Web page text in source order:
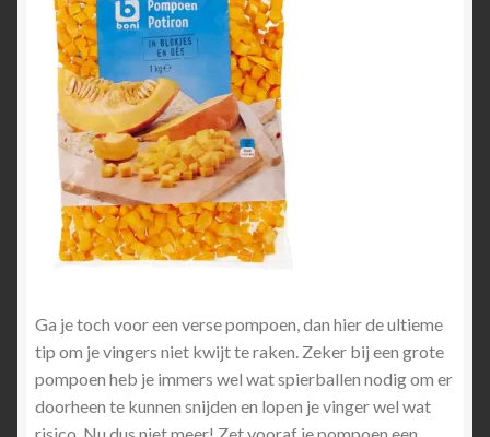
Ga je toch voor een verse pompoen, dan hier de ultieme
tip om je vingers niet kwijt te raken. Zeker bij een grote
pompoen heb je immers wel wat spierballen nodig om er
doorheen te kunnen snijden en lopen je vinger wel wat